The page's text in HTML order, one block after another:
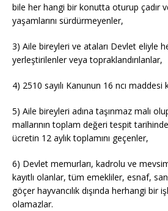
bile her hangi bir konutta oturup çadır
yaşamlarını sürdürmeyenler,
3) Aile bireyleri ve ataları Devlet eliyle
yerleştirilenler veya topraklandırılanlar,
4) 2510 sayılı Kanunun 16 ncı
5) Aile bireyleri adına taşınmaz malı
mallarının toplam değeri tespit
ücretin 12 aylık toplamını geçenler,
6) Devlet memurları, kadrolu ve
kayıtlı olanlar, tüm emekliler, esnaf,
göçer hayvancılık dışında herhangi bir
olamazlar.